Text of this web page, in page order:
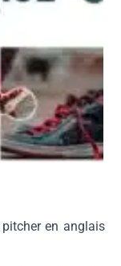
en anglais